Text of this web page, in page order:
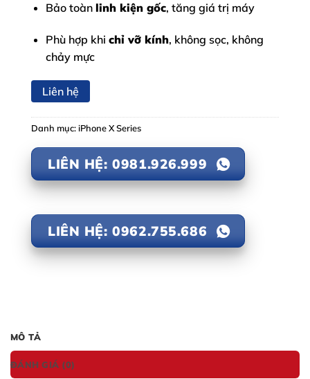
Bảo toàn linh kiện gốc, tăng giá trị máy
Phù hợp khi chỉ vỡ kính, không sọc, không
chảy mực
Liên hệ
Danh mục:iPhone X Series
LIÊN HỆ: 0981.926.999
LIÊN HỆ: 0962.755.686
MÔ TẢ
ĐÁNH GIÁ (0)